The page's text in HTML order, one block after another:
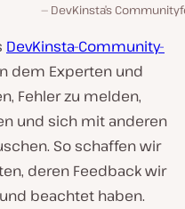
DevKinsta’s
DevKinsta-Community-
dem Experten und
Fehler zu melden,
und sich mit anderen
So schaffen wir
deren Feedback wir
beachtet haben.